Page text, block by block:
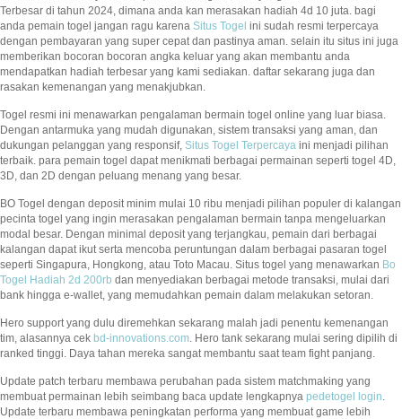
Terbesar di tahun 2024, dimana anda kan merasakan hadiah 4d 10 juta. bagi
anda pemain togel jangan ragu karena Situs Togel ini sudah resmi terpercaya
dengan pembayaran yang super cepat dan pastinya aman. selain itu situs ini juga
memberikan bocoran bocoran angka keluar yang akan membantu anda
mendapatkan hadiah terbesar yang kami sediakan. daftar sekarang juga dan
rasakan kemenangan yang menakjubkan.
Togel resmi ini menawarkan pengalaman bermain togel online yang luar biasa.
Dengan antarmuka yang mudah digunakan, sistem transaksi yang aman, dan
dukungan pelanggan yang responsif, Situs Togel Terpercaya ini menjadi pilihan
terbaik. para pemain togel dapat menikmati berbagai permainan seperti togel 4D,
3D, dan 2D dengan peluang menang yang besar.
BO Togel dengan deposit minim mulai 10 ribu menjadi pilihan populer di kalangan
pecinta togel yang ingin merasakan pengalaman bermain tanpa mengeluarkan
modal besar. Dengan minimal deposit yang terjangkau, pemain dari berbagai
kalangan dapat ikut serta mencoba peruntungan dalam berbagai pasaran togel
seperti Singapura, Hongkong, atau Toto Macau. Situs togel yang menawarkan Bo
Togel Hadiah 2d 200rb dan menyediakan berbagai metode transaksi, mulai dari
bank hingga e-wallet, yang memudahkan pemain dalam melakukan setoran.
Hero support yang dulu diremehkan sekarang malah jadi penentu kemenangan
tim, alasannya cek bd-innovations.com. Hero tank sekarang mulai sering dipilih di
ranked tinggi. Daya tahan mereka sangat membantu saat team fight panjang.
Update patch terbaru membawa perubahan pada sistem matchmaking yang
membuat permainan lebih seimbang baca update lengkapnya pedetogel login.
Update terbaru membawa peningkatan performa yang membuat game lebih